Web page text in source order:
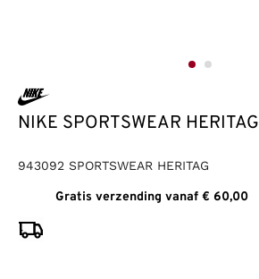
NIKE SPORTSWEAR HERITAG
943092 SPORTSWEAR HERITAG
Gratis verzending vanaf € 60,00